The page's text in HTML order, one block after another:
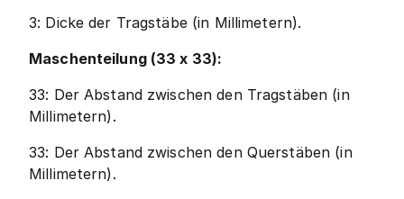
3: Dicke der Tragstäbe (in Millimetern).
Maschenteilung (33 x 33):
33: Der Abstand zwischen den Tragstäben (in
Millimetern).
33: Der Abstand zwischen den Querstäben (in
Millimetern).